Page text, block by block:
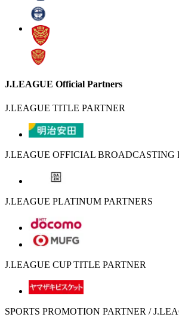
J.LEAGUE Official Partners
J.LEAGUE TITLE PARTNER
J.LEAGUE OFFICIAL BROADCASTING
J.LEAGUE PLATINUM PARTNERS
J.LEAGUE CUP TITLE PARTNER
SPORTS PROMOTION PARTNER /